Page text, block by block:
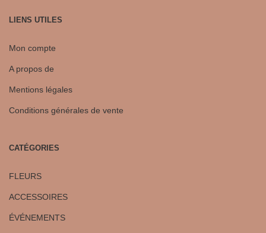
LIENS UTILES
Mon compte
A propos de
Mentions légales
Conditions générales de vente
CATÉGORIES
FLEURS
ACCESSOIRES
ÉVÉNEMENTS